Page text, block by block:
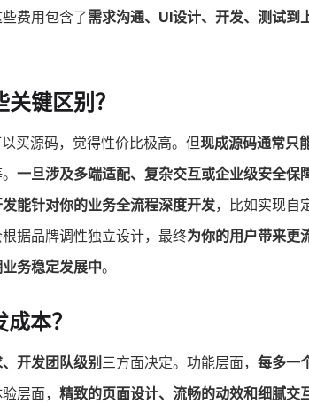
费用包含了需求沟通、UI设计、开发、测试到
键区别？
买源码，觉得性价比极高。但现成源码通常只
一旦涉及多端适配、复杂交互或企业级安全保
能针对你的业务全流程深度开发，比如实现自
据品牌调性独立设计，最终为你的用户带来更
务稳定发展中。
本？
开发团队级别 三方面决定。功能层面， 每多一
层面， 精致的页面设计、流畅的动效和细腻交